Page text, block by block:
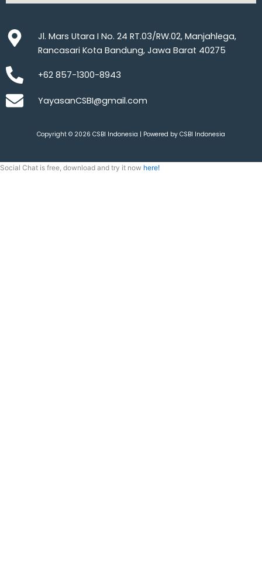
Jl. Mars Utara I No. 24 RT.03/RW.02, Manjahlega,
Rancasari Kota Bandung, Jawa Barat 40275
+62 857-1300-8943
YayasanCSBI@gmail.com
Copyright © 2026 CSBI Indonesia | Powered by CSBI Indonesia
Social Chat is free, download and try it now here!